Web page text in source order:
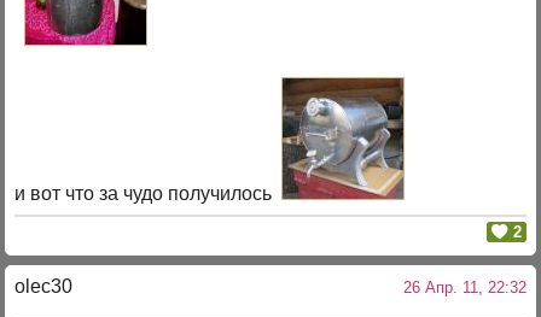
и вот что за чудо получилось
2
olec30 26 Апр. 11, 22:32